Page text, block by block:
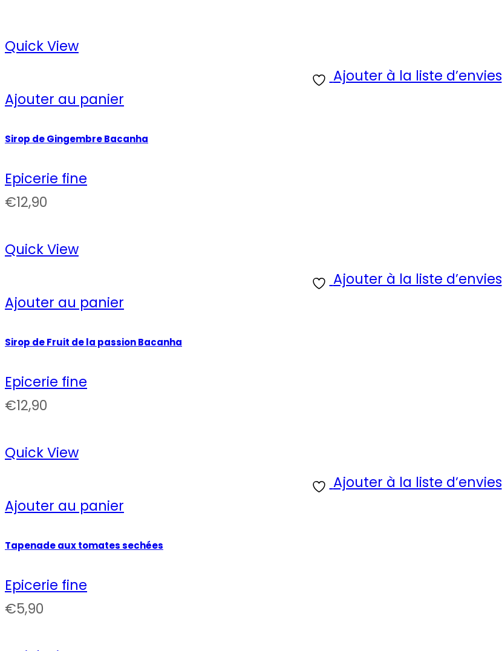
Quick View
Ajouter à la liste d’envies
Ajouter au panier
Sirop de Gingembre Bacanha
Epicerie fine
€12,90
Quick View
Ajouter à la liste d’envies
Ajouter au panier
Sirop de Fruit de la passion Bacanha
Epicerie fine
€12,90
Quick View
Ajouter à la liste d’envies
Ajouter au panier
Tapenade aux tomates sechées
Epicerie fine
€5,90